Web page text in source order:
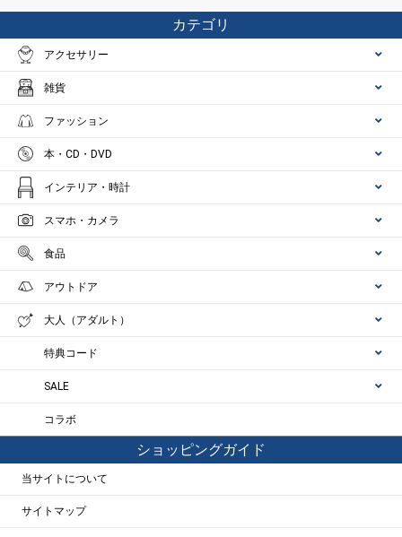
カテゴリ
アクセサリー
雑貨
ファッション
本・CD・DVD
インテリア・時計
スマホ・カメラ
食品
アウトドア
大人（アダルト）
特典コード
SALE
コラボ
ショッピングガイド
当サイトについて
サイトマップ